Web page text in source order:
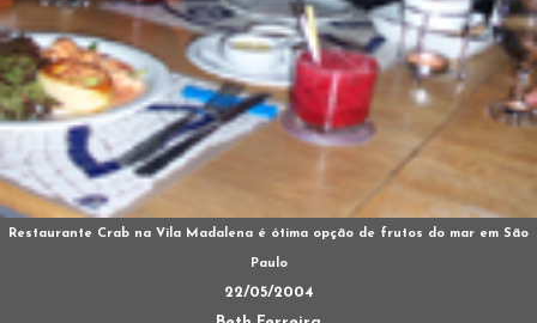
Restaurante Crab na Vila Madalena é ótima opção de frutos do mar em São
Paulo
22/05/2004